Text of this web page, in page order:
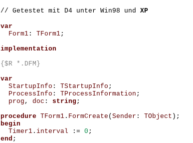
// Getestet mit D4 unter Win98 und XP
var
Form1: TForm1;
implementation
{$R *.DFM}
var
StartupInfo : TStartupInfo ;
ProcessInfo : TProcessInformation ;
prog , doc : string ;
procedure TForm1. FormCreate ( Sender : TObject );
begin
Timer1. interval := 0 ;
end ;